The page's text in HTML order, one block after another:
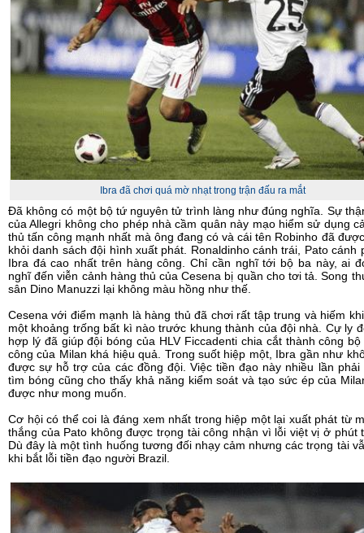
Ibra đã chơi quá mờ nhạt trong trận đấu ra mắt
Đã không có một bộ tứ nguyên tử trình làng như đúng nghĩa. Sự
của Allegri không cho phép nhà cầm quân này mạo hiểm sử dụng
thủ tấn công mạnh nhất mà ông đang có và cái tên Robinho đã
khỏi danh sách đội hình xuất phát. Ronaldinho cánh trái, Pato cánh
Ibra đá cao nhất trên hàng công. Chỉ cần nghĩ tới bộ ba này, ai
nghĩ đến viễn cảnh hàng thủ của Cesena bị quần cho tơi tả. Song
sân Dino Manuzzi lại không màu hồng như thế.
Cesena với điểm mạnh là hàng thủ đã chơi rất tập trung và hiếm
một khoảng trống bất kì nào trước khung thành của đội nhà. Cự ly
hợp lý đã giúp đội bóng của HLV Ficcadenti chia cắt thành công
công của Milan khá hiệu quả. Trong suốt hiệp một, Ibra gần như
được sự hỗ trợ của các đồng đội. Việc tiền đạo này nhiều lần phải
tìm bóng cũng cho thấy khả năng kiểm soát và tạo sức ép của
được như mong muốn.
Cơ hội có thể coi là đáng xem nhất trong hiệp một lại xuất phát từ
thắng của Pato không được trọng tài công nhận vì lỗi việt vị ở phút
Dù đây là một tình huống tương đối nhạy cảm nhưng các trọng tài
khi bắt lỗi tiền đạo người Brazil.